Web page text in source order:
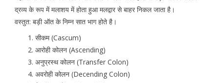
द्रव्य के रूप में मलाशय में होता हुआ मलद्वार से बाहर निकल जाता है।
वस्तुत: बड़ी ऑत के निम्न सात भाग होते है।
सीकम (Cascum)
आरोही कोलन (Ascending)
अनुप्रस्थ कोलन (Transfer Colon)
अवरोही कोलन (Decending Colon)